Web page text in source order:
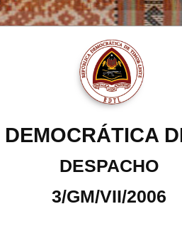
DESPACHO
3/GM/VII/2006